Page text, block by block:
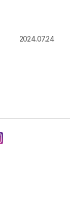
2024.07.24